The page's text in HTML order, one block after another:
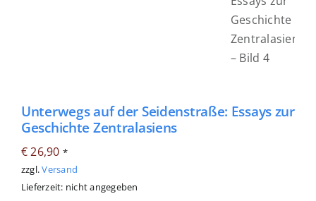
Unterwegs auf der Seidenstraße: Essays zur
Geschichte Zentralasiens
€26,90 *
zzgl.Versand
Lieferzeit: nicht angegeben